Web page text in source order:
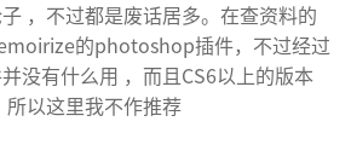
，不过都是废话居多。在查资料的
的photoshop插件，不过经过
没有什么用 ，而且CS6以上的版本
以这里我不作推荐